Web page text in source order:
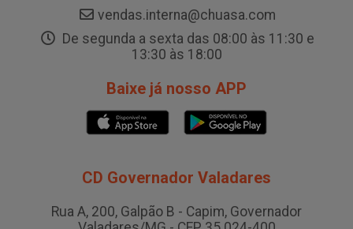
vendas.interna@chuasa.com
De segunda a sexta das 08:00 às 11:30 e
13:30 às 18:00
Baixe já nosso APP
CD Governador Valadares
Rua A, 200, Galpão B - Capim, Governador